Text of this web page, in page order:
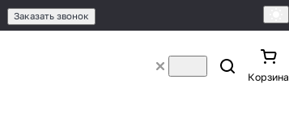
Заказать звонок
Корзина